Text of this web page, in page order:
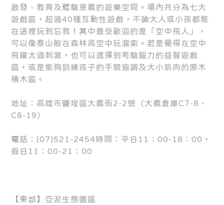
啟發、教育及體驗意義的遊樂空間。場內共分為七大
遊戲區，超過40種互動性遊戲，不論大人或小孩都能
在這裡玩到忘我！其中最受歡迎的是「空中飛人」，
可以像泰山般在森林高空中玩溜索。若是覺得在空中
飛躍太過刺激，也可以選擇到考驗腦力的益智遊戲
區，或是能夠訓練孩子的手眼協調及大小肌肉的原木
積木區。
地址：高雄市鹽埕區大義街2-2號（大義倉庫C7-8、
C8-19）
電話：(07)521-2454時間：平日11：00-18：00，
假日11：00-21：00
【東部】亞泥生態園區